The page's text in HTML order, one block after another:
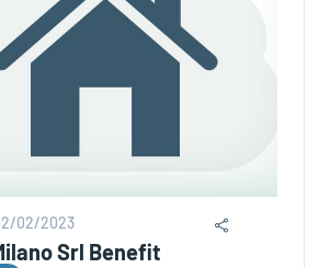
02/2023
Srl Benefit